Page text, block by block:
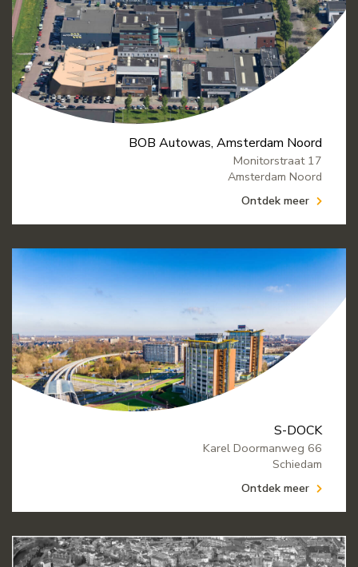
BOB Autowas, Amsterdam Noord
Monitorstraat 17
Amsterdam Noord
Ontdek meer
S-DOCK
Karel Doormanweg 66
Schiedam
Ontdek meer